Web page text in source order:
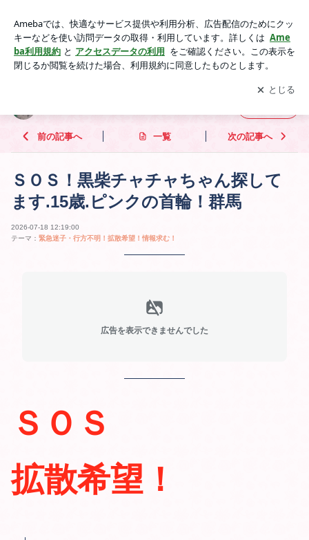
群馬 | 《 Ｍａｈａｌｏの花束 》
アプリをダウンロードして ブログの更新通知
を受け取りまし
ょう。
開く
前の記事へ 一覧 次の記事へ
ＳＯＳ！黒柴チャチャちゃん探して
ます.15歳.ピンクの首輪！群馬
2026-07-18 12:19:00
テーマ： 緊急迷子・行方不明！拡散希望！情報求む！
広告を表示できませんでした
ＳＯＳ
拡散希望！